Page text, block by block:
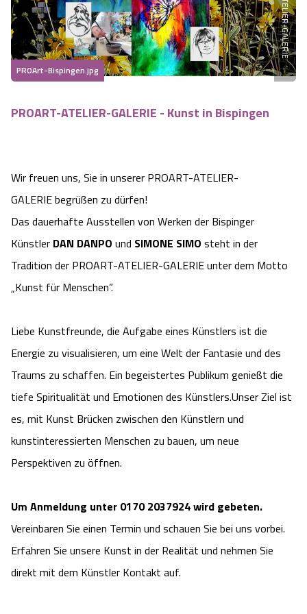
Heideflächen
Freizeitparks
Ferienwohnungen
Ferienhäuser
Urlaub auf dem Bauernhof
Urlaub mit Hund
Last Minute
Videos
Naturpark Südheide
Naturerlebnis im Frühling
Ausflugsziele
Wandern
Reiten
Regionale Küche
Tiere
Naturhotels
Quad Bahn Bispingen
Kletterparks
Heide Himmel Baumwipfelpfad
Serengeti Park
Weltvogelpark Walsrode
Wildpark Lüneburger Heide
Otter Zentrum
Wildpark Müden
Ralf Schumacher Kart & Bowl
Thermen
Vegan, Fasten & Co.
Wellness-Kurzurlaub
Hotels mit Schwimmbad
THERMEplus® Unterkünfte
Veranstaltungen
Die Hansestadt Lüneburg
Sehenswürdigkeiten Lüneburg
Unterkünfte Lüneburg
Veranstaltungen & Führungen Lüneburg
Sehenswürdigkeiten Celle
Shopping Celle
Kulinarisches Celle
Unterkünfte Celle
Veranstaltungen & Führungen Celle
Hoher Kontrast Modus:
Schriftgröße: A A A
PROArt-Bispingen.jpg
PROART-ATELIER-GALERIE - Kunst in Bispingen
Wir freuen uns, Sie in unserer PROART-ATELIER-
GALERIE begrüßen zu dürfen!
Das dauerhafte Ausstellen von Werken der Bispinger
Künstler DAN DANPO und SIMONE SIMO steht in der
Tradition der PROART-ATELIER-GALERIE unter dem Motto
„Kunst für Menschen”.
Liebe Kunstfreunde, die Aufgabe eines Künstlers ist die
Energie zu visualisieren, um eine Welt der Fantasie und des
Traums zu schaffen. Ein begeistertes Publikum genießt die
tiefe Spiritualität und Emotionen des Künstlers.Unser Ziel ist
es, mit Kunst Brücken zwischen den Künstlern und
kunstinteressierten Menschen zu bauen, um neue
Perspektiven zu öffnen.
Um Anmeldung unter 0170 2037924 wird gebeten.
Vereinbaren Sie einen Termin und schauen Sie bei uns vorbei.
Erfahren Sie unsere Kunst in der Realität und nehmen Sie
direkt mit dem Künstler Kontakt auf.